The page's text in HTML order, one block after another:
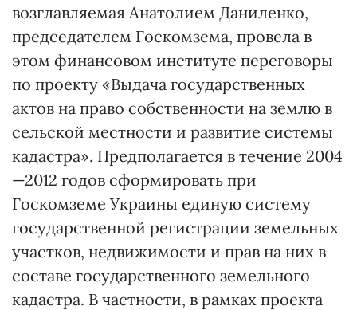
возглавляемая Анатолием Даниленко,
председателем Госкомзема, провела в
этом финансовом институте переговоры
по проекту «Выдача государственных
актов на право собственности на землю в
сельской местности и развитие системы
кадастра». Предполагается в течение 2004
—2012 годов сформировать при
Госкомземе Украины единую систему
государственной регистрации земельных
участков, недвижимости и прав на них в
составе государственного земельного
кадастра. В частности, в рамках проекта